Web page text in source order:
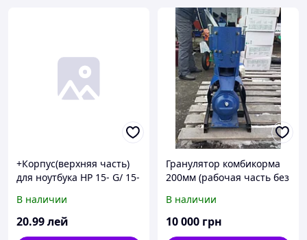
+Корпус(верхняя часть)
для ноутбука HP 15- G/ 15-
256 G3/ 15- Gxxxx
глянцевая
В наличии
20.99лей
Гранулятор комбикорма
200мм (рабочая часть без
матрица, под двигатель
5,5кВт
В наличии
10 000 грн